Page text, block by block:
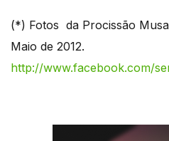
(*) Fotos da Procissão
Maio de 2012.
http://www.facebook.com/